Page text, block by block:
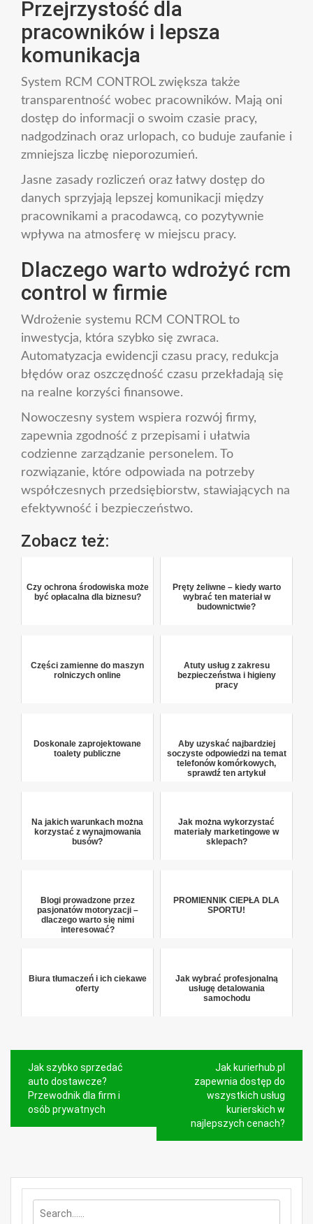
Przejrzystość dla
pracowników i lepsza
komunikacja
System RCM CONTROL zwiększa także
transparentność wobec pracowników. Mają oni
dostęp do informacji o swoim czasie pracy,
nadgodzinach oraz urlopach, co buduje zaufanie i
zmniejsza liczbę nieporozumień.
Jasne zasady rozliczeń oraz łatwy dostęp do
danych sprzyjają lepszej komunikacji między
pracownikami a pracodawcą, co pozytywnie
wpływa na atmosferę w miejscu pracy.
Dlaczego warto wdrożyć rcm
control w firmie
Wdrożenie systemu RCM CONTROL to
inwestycja, która szybko się zwraca.
Automatyzacja ewidencji czasu pracy, redukcja
błędów oraz oszczędność czasu przekładają się
na realne korzyści finansowe.
Nowoczesny system wspiera rozwój firmy,
zapewnia zgodność z przepisami i ułatwia
codzienne zarządzanie personelem. To
rozwiązanie, które odpowiada na potrzeby
współczesnych przedsiębiorstw, stawiających na
efektywność i bezpieczeństwo.
Zobacz też:
Czy ochrona środowiska może
być opłacalna dla biznesu?
Pręty żeliwne – kiedy warto
wybrać ten materiał w
budownictwie?
Części zamienne do maszyn
rolniczych online
Atuty usług z zakresu
bezpieczeństwa i higieny
pracy
Doskonale zaprojektowane
toalety publiczne
Aby uzyskać najbardziej
soczyste odpowiedzi na temat
telefonów komórkowych,
sprawdź ten artykuł
Na jakich warunkach można
korzystać z wynajmowania
busów?
Jak można wykorzystać
materiały marketingowe w
sklepach?
Blogi prowadzone przez
pasjonatów motoryzacji –
dlaczego warto się nimi
interesować?
PROMIENNIK CIEPŁA DLA
SPORTU!
Biura tłumaczeń i ich ciekawe
oferty
Jak wybrać profesjonalną
usługę detalowania
samochodu
Nawigacja
wpisu
Jak szybko sprzedać
auto dostawcze?
Przewodnik dla firm i
osób prywatnych
Jak kurierhub.pl
zapewnia dostęp do
wszystkich usług
kurierskich w
najlepszych cenach?